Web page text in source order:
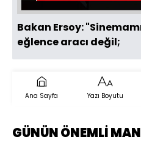
Bakan Ersoy:
eğlence aracı değil;
Ana Sayfa Yazı Boyutu
GÜNÜN ÖNEMLİ